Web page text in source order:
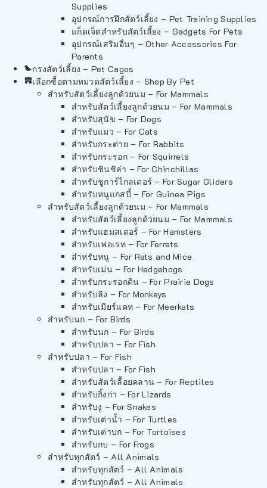
Supplies
อุปกรณ์การฝึกสัตว์เลี้ยง – Pet Training Supplies
แก็ดเจ็ตสำหรับสัตว์เลี้ยง – Gadgets For Pets
อุปกรณ์เสริมอื่นๆ – Other Accessories For
Parents
กรงสัตว์เลี้ยง – Pet Cages
เลือกซื้อตามหมวดสัตว์เลี้ยง – Shop By Pet
สำหรับสัตว์เลี้ยงลูกด้วยนม – For Mammals
สำหรับสัตว์เลี้ยงลูกด้วยนม – For Mammals
สำหรับสุนัข – For Dogs
สำหรับแมว – For Cats
สำหรับกระต่าย – For Rabbits
สำหรับกระรอก – For Squirrels
สำหรับชินชิล่า – For Chinchillas
สำหรับชูการ์ไกลเดอร์ – For Sugar Gliders
สำหรับหนูแกสบี้ – For Guinea Pigs
สำหรับสัตว์เลี้ยงลูกด้วยนม – For Mammals
สำหรับสัตว์เลี้ยงลูกด้วยนม – For Mammals
สำหรับแฮมสเตอร์ – For Hamsters
สำหรับเฟอเรท – For Ferrets
สำหรับหนู – For Rats and Mice
สำหรับเม่น – For Hedgehogs
สำหรับกระรอกดิน – For Prairie Dogs
สำหรับลิง – For Monkeys
สำหรับเมียร์แคท – For Meerkats
สำหรับนก – For Birds
สำหรับนก – For Birds
สำหรับปลา – For Fish
สำหรับปลา – For Fish
สำหรับปลา – For Fish
สำหรับสัตว์เลื้อยคลาน – For Reptiles
สำหรับกิ้งก่า – For Lizards
สำหรับงู – For Snakes
สำหรับเต่าน้ำ – For Turtles
สำหรับเต่าบก – For Tortoises
สำหรับกบ – For Frogs
สำหรับทุกสัตว์ – All Animals
สำหรับทุกสัตว์ – All Animals
สำหรับทุกสัตว์ – All Animals